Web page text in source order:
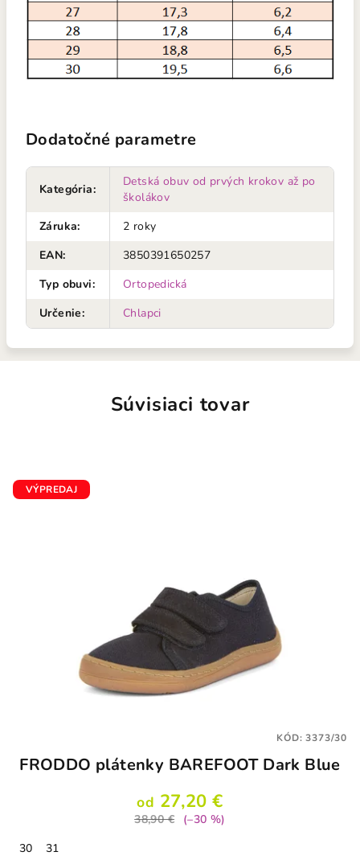
Dodatočné parametre
Kategória:
Detská obuv od prvých krokov až po
školákov
Záruka:
2 roky
EAN:
3850391650257
Typ obuvi:
Ortopedická
Určenie: Chlapci
Súvisiaci tovar
VÝPREDAJ
FRODDO plátenky BAREFOOT Dark Blue
od 27,20 €
38,90 €
(–30 %)
30
31
KÓD:3373/30